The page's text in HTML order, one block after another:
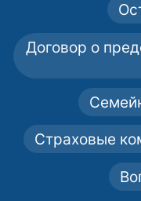
Договор о
Страховые